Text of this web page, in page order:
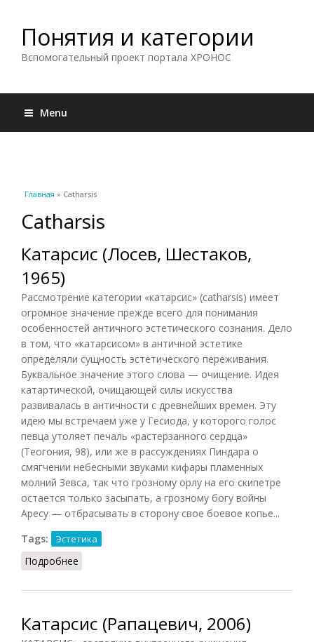
Понятия и категории
Вспомогательный проект портала ХРОНОС
Menu
Вы здесь
Главная » Catharsis
Catharsis
Катарсис (Лосев, Шестаков,
1965)
Рассмотрение категории «катарсис» (catharsis) имеет
огромное значение прежде всего для понимания
особенностей античного эстетического сознания. Дело
в том, что «катарсисом» в античной эстетике
определяли сущность эстетического переживания.
Буквальное значение этого слова — очищение. Идея
катартической, очищающей силы искусства
развивалась в античности с древнейших времен. Эту
идею мы встречаем уже у Гесиода, у которого голос
певца утоляет печаль «растерзанного сердца»
(Теогония, 98), или же в рассуждениях Пиндара о
смягчении небесными звуками кифары пламенных
молний Зевса, так что грозному орлу на его скипетре
остается только засыпать, а грозному богу войны
Аресу — отбрасывать в сторону свое боевое копье...
Tags:
Эстетика
Подробнее
Катарсис (Рапацевич, 2006)